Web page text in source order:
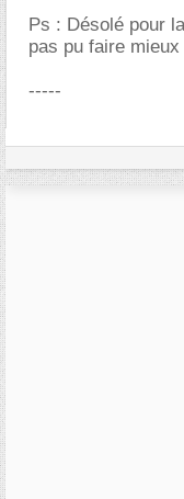
Ps : Désolé pour
pas pu faire mieux
-----